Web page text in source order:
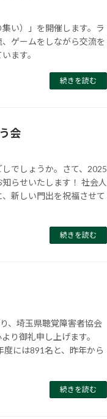
い）」を開催します。ラ
ゲームをしながら交流を
ます。
続きを読む
会
でしょうか。さて、2025
らせいたします！ 社会人
新しい門出を祝福させて
続きを読む
、埼玉県聴覚障害者協会
より御礼申し上げます。
には891名と、昨年から
続きを読む